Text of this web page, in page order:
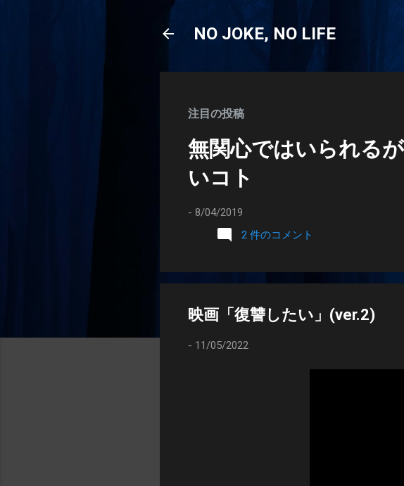
NO JOKE, NO LIFE
注目の投稿
無関心ではいられる
いコト
- 8/04/2019
2 件のコメント
映画「復讐したい」(ver.2)
- 11/05/2022